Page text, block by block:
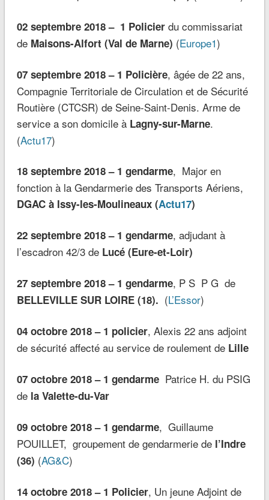
02 septembre 2018 – 1 Policierdu commissariat
de Maisons-Alfort (Val de Marne) (Europe1)
07 septembre 2018 – 1 Policière, âgée de 22 ans,
Compagnie Territoriale de Circulation et de Sécurité
Routière (CTCSR) de Seine-Saint-Denis. Arme de
service a son domicile à Lagny-sur-Marne.
(Actu17)
18 septembre 2018 – 1 gendarme, Major en
fonction à la Gendarmerie des Transports Aériens,
DGAC à Issy-les-Moulineaux (Actu17)
22 septembre 2018 – 1 gendarme, adjudant à
l’escadron 42/3 de Lucé (Eure-et-Loir)
27 septembre 2018 – 1 gendarme, P S P G de
BELLEVILLE SUR LOIRE (18). (L’Essor)
04 octobre 2018 – 1 policier, Alexis 22 ans adjoint
de sécurité affecté au service de roulement de Lille
07 octobre 2018 – 1 gendarmePatrice H. du PSIG
dela Valette-du-Var
09 octobre 2018 – 1 gendarme, Guillaume
POUILLET, groupement de gendarmerie del’Indre
(36) (AG&C)
14 octobre 2018 – 1 Policier, Un jeune Adjoint de